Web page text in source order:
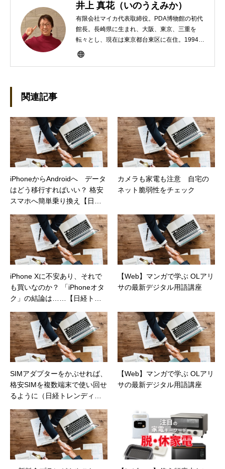
井上 真花（いのうえみか）
有限会社マイカ代表取締役。PDA博物館の初代
館長。長崎県に生まれ、大阪、東京、三重を
転々とし、現在は東京都台東区に在住。1994年
にHP100LXと出会ったのをきかっけに、フリ
制作。プライベートでは、井上円了哲学塾の第
一期修了生として「哲学カフェ＠神保町」の世
話人、2020年以降は「なごテツ」のオンライン
カフェの世話人を務める。趣味は考えること。
関連記事
iPhoneからAndroidへ データ
はどう移行すればいい？ 格安
スマホへ簡単乗り換え【日経
カメラも家電も注意 自宅の
ネット脆弱性をチェック
iPhone Xに不安あり、それで
も買いなのか？ 「iPhoneオタ
ク」の結論は……【日経トレ
【Web】マンガで学ぶ OLアリ
サの最新デジタル用語講座
SIMアダプターをかぶせれば、
格安SIMを複数端末で使い回せ
るように（日経トレンディネ
【Web】マンガで学ぶ OLアリ
サの最新デジタル用語講座